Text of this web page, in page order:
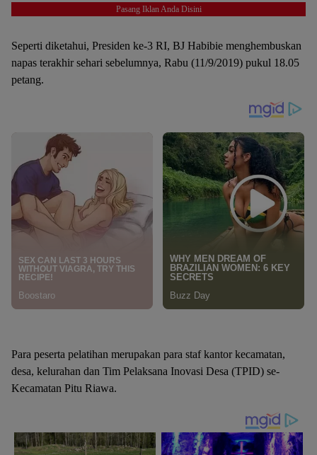
Pasang Iklan Anda Disini
Seperti diketahui, Presiden ke-3 RI, BJ Habibie menghembuskan
napas terakhir sehari sebelumnya, Rabu (11/9/2019) pukul 18.05
petang.
Para peserta pelatihan merupakan para staf kantor kecamatan,
desa, kelurahan dan Tim Pelaksana Inovasi Desa (TPID) se-
Kecamatan Pitu Riawa.